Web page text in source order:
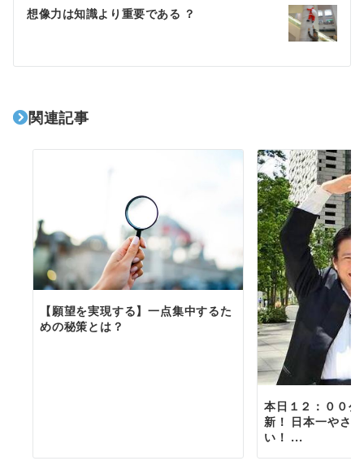
ゲ
シ
ン
想像力は知識より重要である ？
関連記事
【願望を実現する】一点集中するた
めの秘策とは？
本日１２：００
新！ 日本一やさ
い！ ...